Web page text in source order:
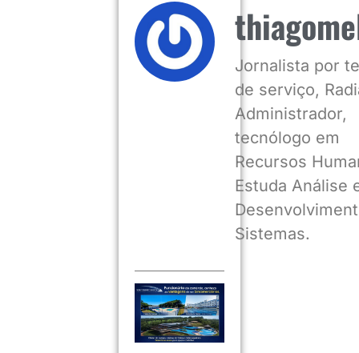
Jornalista por
de serviço,
Administrador,
tecnólogo em
Recursos
Estuda Análise
Sistemas.